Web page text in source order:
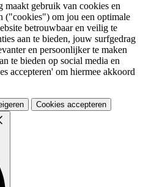
maakt gebruik van cookies en
("cookies") om jou een optimale
betrouwbaar en veilig te
aan te bieden, jouw surfgedrag
en persoonlijker te maken
te bieden op social media en
accepteren' om hiermee akkoord
Cookies accepteren